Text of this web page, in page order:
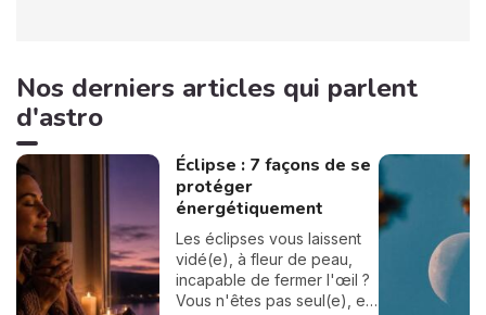
Nos derniers articles qui parlent
d'astro
Éclipse : 7 façons de se
protéger
énergétiquement
Les éclipses vous laissent
vidé(e), à fleur de peau,
incapable de fermer l'œil ?
Vous n'êtes pas seul(e), et